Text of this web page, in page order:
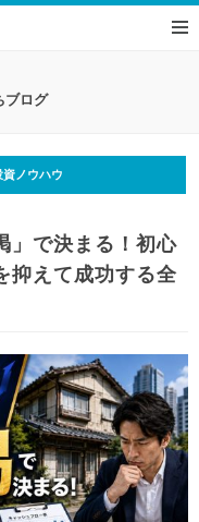
ブログ
ノウハウ
」で決まる！初心
抑えて成功する全